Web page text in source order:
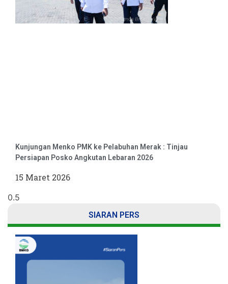
Kunjungan Menko PMK ke Pelabuhan Merak : Tinjau
Persiapan Posko Angkutan Lebaran 2026
15 Maret 2026
SIARAN PERS